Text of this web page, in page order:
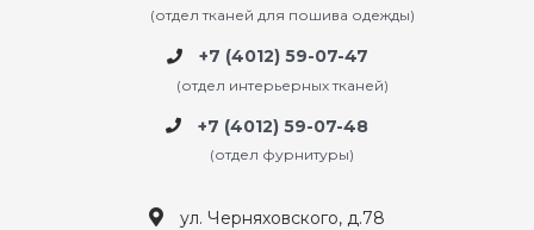
(отдел тканей для пошива одежды)
+7 (4012) 59-07-47
(отдел интерьерных тканей)
+7 (4012) 59-07-48
(отдел фурнитуры)
ул. Черняховского, д.78